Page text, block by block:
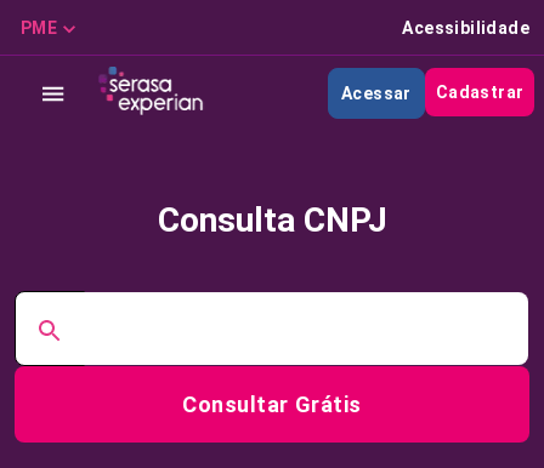
PME Acessibilidade
Acessar Cadastrar
Consulta CNPJ
Consultar Grátis